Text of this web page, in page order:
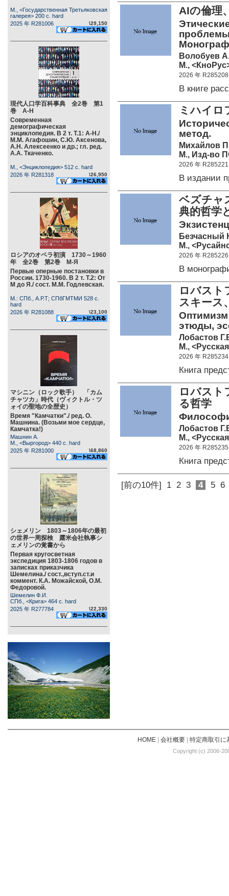
М., <Государственная Третьяковская
галерея> 200 c. hard
2025 年 R281006
\29,150
現代人口学百科事典 全2巻 第1
巻 А-Н
Современная
демографическая
энциклопедия. В 2 т. Т.1: А-Н./
М.М. Агафошин, С.Ю. Аксенова,
А.Н. Алексеенко и др.; гл. ред.
А.А. Ткаченко.
М., <Энциклопедия> 512 c. hard
2026 年 R281318
\26,950
ロシアのオペラ初演 1730～1960
年 全2巻 第2巻 М-Я
Первые оперные постановки в
России. 1730-1960. В 2 т. Т.2: От
М до Я./ сост. М.М. Годлевская.
М.: СПб., А.Р.Т; СПбГМТМИ 528 c.
hard
2026 年 R281088
\23,100
マシニン（ロック歌手） 「カム
チャツカ」時代（ヴィクトル・ツ
ォイの聖地の全歴史）
Время "Камчатки"./ ред. О.
Машнина. (Возьми мое сердце,
Камчатка!)
Машнин А.
М., <Выргород> 440 c. hard
2025 年 R281000
\68,860
シェメリン 1803～1806年の最初
の世界一周探検 露米会社執事シ
ェメリンの覚書から
Первая кругосветная
экспедиция 1803-1806 годов в
записках приказчика
Шемелина./ сост.,вступ.ст.и
коммент. К.А. Можайской, О.М.
Федоровой.
Шемелин Ф.И.
СПб., <Крига> 464 c. hard
2025 年 R277784
\22,330
AIの倫理
проблемы
Волобуев
М.,
2026 年 R285208
В книге
ミハイ
метод.
Михайлов
М., Изд-во
2026 年 R285221
В издании
ベズチ
典的哲学
Безчасный
М.,
2026 年 R285226
В
ロバス
スキー
Оптимизм
этюды,
Лобастов
М.,
2026 年 R285234
Книга
ロバス
る哲学
Лобастов
М.,
2026 年 R285235
Книга
[前の10件] 1 2 3 4 5 6
HOME| 会社概要| 特定商取引に
Copyright (c) 2006-